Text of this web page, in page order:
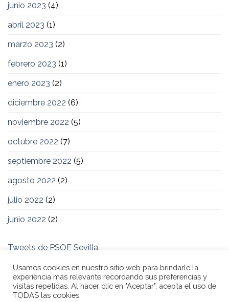
junio 2023 (4)
abril 2023 (1)
marzo 2023 (2)
febrero 2023 (1)
enero 2023 (2)
diciembre 2022 (6)
noviembre 2022 (5)
octubre 2022 (7)
septiembre 2022 (5)
agosto 2022 (2)
julio 2022 (2)
junio 2022 (2)
Tweets de PSOE Sevilla
Usamos cookies en nuestro sitio web para brindarle la
experiencia más relevante recordando sus preferencias y
visitas repetidas. Al hacer clic en "Aceptar", acepta el uso de
TODAS las cookies.